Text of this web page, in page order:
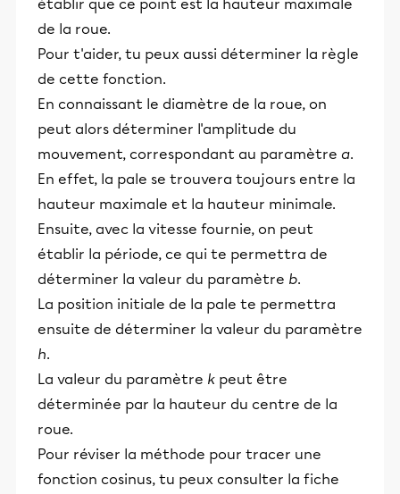
établir que ce point est la hauteur maximale
de la roue.
Pour t'aider, tu peux aussi déterminer la règle
de cette fonction.
En connaissant le diamètre de la roue, on
peut alors déterminer l'amplitude du
mouvement, correspondant au paramètre a.
En effet, la pale se trouvera toujours entre la
hauteur maximale et la hauteur minimale.
Ensuite, avec la vitesse fournie, on peut
établir la période, ce qui te permettra de
déterminer la valeur du paramètre b.
La position initiale de la pale te permettra
ensuite de déterminer la valeur du paramètre
h.
La valeur du paramètre k peut être
déterminée par la hauteur du centre de la
roue.
Pour réviser la méthode pour tracer une
fonction cosinus, tu peux consulter la fiche